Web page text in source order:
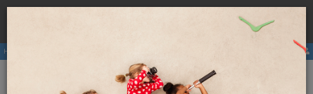
pri nas ter se izognite višji ceni zaradi
Hostli